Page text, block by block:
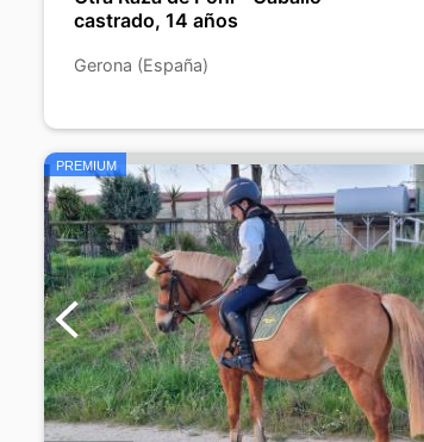
castrado, 14 años
Gerona (España)
PREMIUM